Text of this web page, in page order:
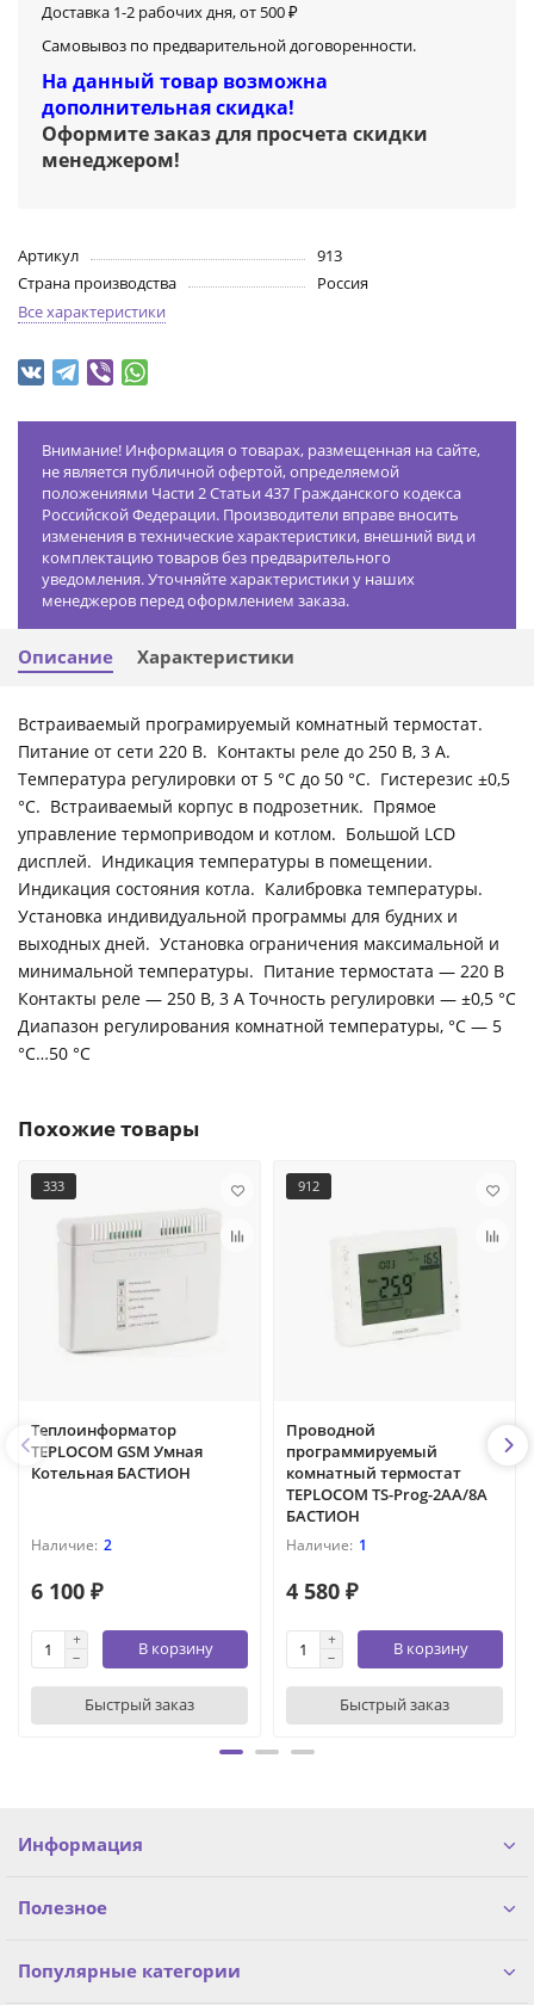
Доставка 1-2 рабочих дня, от 500 ₽
Самовывоз по предварительной договоренности.
На данный товар возможна
дополнительная скидка!
Оформите заказ для просчета скидки
менеджером!
Артикул
913
Страна производства
Россия
Все характеристики
Внимание! Информация о товарах, размещенная на сайте,
не является публичной офертой, определяемой
положениями Части 2 Статьи 437 Гражданского кодекса
Российской Федерации. Производители вправе вносить
изменения в технические характеристики, внешний вид и
комплектацию товаров без предварительного
уведомления. Уточняйте характеристики у наших
менеджеров перед оформлением заказа.
Описание Характеристики
Встраиваемый програмируемый комнатный термостат.
Питание от сети 220 В. Контакты реле до 250 В, 3 А.
Температура регулировки от 5 °С до 50 °С. Гистерезис ±0,5
°С. Встраиваемый корпус в подрозетник. Прямое
управление термоприводом и котлом. Большой LCD
дисплей. Индикация температуры в помещении.
Индикация состояния котла. Калибровка температуры.
Установка индивидуальной программы для будних и
выходных дней. Установка ограничения максимальной и
минимальной температуры. Питание термостата — 220 В
Контакты реле — 250 В, 3 А Точность регулировки — ±0,5 °С
Диапазон регулирования комнатной температуры, °С — 5
°С…50 °С
Похожие товары
333
Теплоинформатор
TEPLOCOM GSM Умная
Котельная БАСТИОН
2
6 100 ₽
В корзину
Быстрый заказ
912
Проводной
программируемый
комнатный термостат
TEPLOCOM TS-Prog-2AA/8A
БАСТИОН
1
4 580 ₽
В корзину
Быстрый заказ
Информация
Полезное
Популярные категории